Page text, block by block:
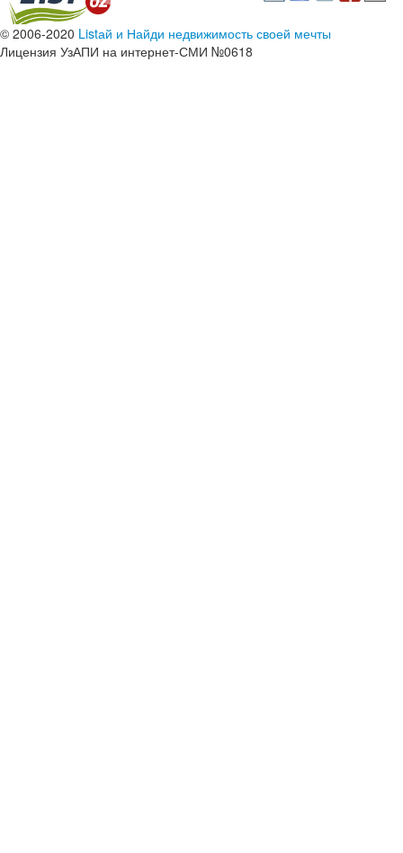
© 2006-2020 Listай и Найди недвижимость своей мечты
Лицензия УзАПИ на интернет-СМИ №0618